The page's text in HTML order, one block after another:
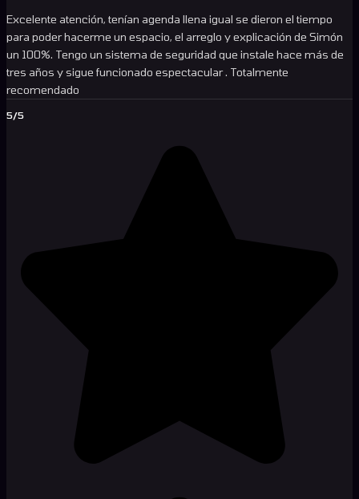
Excelente atención, tenían agenda llena igual se dieron el tiempo
para poder hacerme un espacio, el arreglo y explicación de Simón
un 100%. Tengo un sistema de seguridad que instale hace más de
tres años y sigue funcionado espectacular . Totalmente
recomendado
5/5